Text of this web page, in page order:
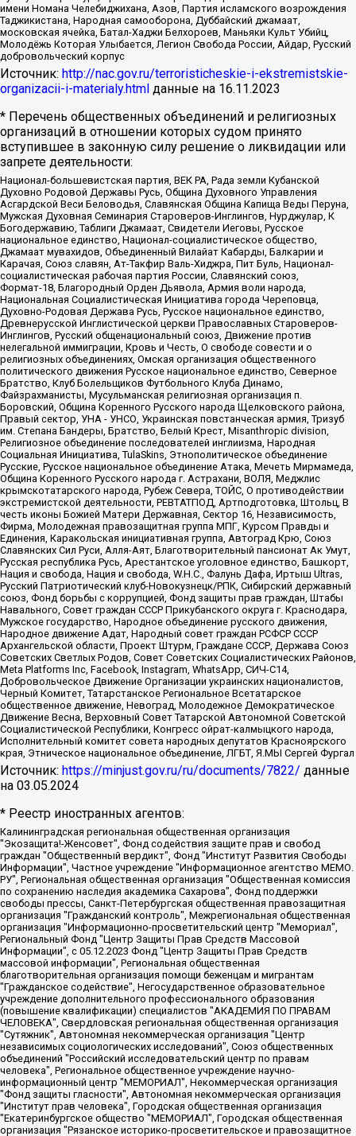
имени Номана Челебиджихана, Азов, Партия исламского возрождения
Таджикистана, Народная самооборона, Дуббайский джамаат,
московская ячейка, Батал-Хаджи Белхороев, Маньяки Культ Убийц,
Молодёжь Которая Улыбается, Легион Свобода России, Айдар, Русский
добровольческий корпус
Источник: http://nac.gov.ru/terroristicheskie-i-ekstremistskie-
organizacii-i-materialy.html данные на 16.11.2023
* Перечень общественных объединений и религиозных
организаций в отношении которых судом принято
вступившее в законную силу решение о ликвидации или
запрете деятельности:
Национал-большевистская партия, ВЕК РА, Рада земли Кубанской
Духовно Родовой Державы Русь, Община Духовного Управления
Асгардской Веси Беловодья, Славянская Община Капища Веды Перуна,
Мужская Духовная Семинария Староверов-Инглингов, Нурджулар, К
Богодержавию, Таблиги Джамаат, Свидетели Иеговы, Русское
национальное единство, Национал-социалистическое общество,
Джамаат мувахидов, Объединенный Вилайат Кабарды, Балкарии и
Карачая, Союз славян, Ат-Такфир Валь-Хиджра, Пит Буль, Национал-
социалистическая рабочая партия России, Славянский союз,
Формат-18, Благородный Орден Дьявола, Армия воли народа,
Национальная Социалистическая Инициатива города Череповца,
Духовно-Родовая Держава Русь, Русское национальное единство,
Древнерусской Инглистической церкви Православных Староверов-
Инглингов, Русский общенациональный союз, Движение против
нелегальной иммиграции, Кровь и Честь, О свободе совести и о
религиозных объединениях, Омская организация общественного
политического движения Русское национальное единство, Северное
Братство, Клуб Болельщиков Футбольного Клуба Динамо,
Файзрахманисты, Мусульманская религиозная организация п.
Боровский, Община Коренного Русского народа Щелковского района,
Правый сектор, УНА - УНСО, Украинская повстанческая армия, Тризуб
им. Степана Бандеры, Братство, Белый Крест, Misanthropic division,
Религиозное объединение последователей инглиизма, Народная
Социальная Инициатива, TulaSkins, Этнополитическое объединение
Русские, Русское национальное объединение Атака, Мечеть Мирмамеда,
Община Коренного Русского народа г. Астрахани, ВОЛЯ, Меджлис
крымскотатарского народа, Рубеж Севера, ТОЙС, О противодействии
экстремистской деятельности, РЕВТАТПОД, Артподготовка, Штольц, В
честь иконы Божией Матери Державная, Сектор 16, Независимость,
Фирма, Молодежная правозащитная группа МПГ, Курсом Правды и
Единения, Каракольская инициативная группа, Автоград Крю, Союз
Славянских Сил Руси, Алля-Аят, Благотворительный пансионат Ак Умут,
Русская республика Русь, Арестантское уголовное единство, Башкорт,
Нация и свобода, Нация и свобода, W.H.С., Фалунь Дафа, Иртыш Ultras,
Русский Патриотический клуб-Новокузнецк/РПК, Сибирский державный
союз, Фонд борьбы с коррупцией, Фонд защиты прав граждан, Штабы
Навального, Совет граждан СССР Прикубанского округа г. Краснодара,
Мужское государство, Народное объединение русского движения,
Народное движение Адат, Народный совет граждан РСФСР СССР
Архангельской области, Проект Штурм, Граждане СССР, Держава Союз
Советских Светлых Родов, Совет Советских Социалистических Районов,
Meta Platforms Inc, Facebook, Instagram, WhatsApp, СИЧ-С14,
Добровольческое Движение Организации украинских националистов,
Черный Комитет, Татарстанское Региональное Всетатарское
общественное движение, Невоград, Молодежное Демократическое
Движение Весна, Верховный Совет Татарской Автономной Советской
Социалистической Республики, Конгресс ойрат-калмыцкого народа,
Исполнительный комитет совета народных депутатов Красноярского
края, Этническое национальное объединение, ЛГБТ, Я.МЫ Сергей Фургал
Источник: https://minjust.gov.ru/ru/documents/7822/ данные
на 03.05.2024
* Реестр иностранных агентов:
Калининградская региональная общественная организация "Экозащита!-Женсовет", Фонд содействия защите прав и свобод граждан "Общественный вердикт", Фонд "Институт Развития Свободы Информации", Частное учреждение "Информационное агентство МЕМО. РУ", Региональная общественная организация "Общественная комиссия по сохранению наследия академика Сахарова", Фонд поддержки свободы прессы, Санкт-Петербургская общественная правозащитная организация "Гражданский контроль", Межрегиональная общественная организация "Информационно-просветительский центр "Мемориал", Региональный Фонд "Центр Защиты Прав Средств Массовой Информации", с 05.12.2023 Фонд "Центр Защиты Прав Средств массовой информации", Региональная общественная благотворительная организация помощи беженцам и мигрантам "Гражданское содействие", Негосударственное образовательное учреждение дополнительного профессионального образования (повышение квалификации) специалистов "АКАДЕМИЯ ПО ПРАВАМ ЧЕЛОВЕКА", Свердловская региональная общественная организация "Сутяжник", Автономная некоммерческая организация "Центр независимых социологических исследований", Союз общественных объединений "Российский исследовательский центр по правам человека", Региональное общественное учреждение научно-информационный центр "МЕМОРИАЛ", Некоммерческая организация "Фонд защиты гласности", Автономная некоммерческая организация "Институт прав человека", Городская общественная организация "Екатеринбургское общество "МЕМОРИАЛ", Городская общественная организация "Рязанское историко-просветительское и правозащитное общество "Мемориал" (Рязанский Мемориал), Челябинский региональный орган общественной самодеятельности – женское общественное объединение "Женщины Евразии", Челябинский региональный орган общественной самодеятельности "Уральская правозащитная группа", Фонд содействия защите здоровья и социальной справедливости имени Андрея Рылькова, Автономная Некоммерческая Организация "Аналитический Центр Юрия Левады", Автономная некоммерческая организация социальной поддержки населения "Проект Апрель", Региональная общественная организация помощи женщинам и детям, находящимся в кризисной ситуации "Информационно-методический центр "Анна", Фонд содействия развитию массовых коммуникаций и правовому просвещению "Так-так-Так", Фонд содействия устойчивому развитию "Серебряная тайга", Свердловский региональный общественный фонд социальных проектов "Новое время", "Idel.Реалии", Кавказ.Реалии, Крым.Реалии, Телеканал Настоящее Время, Татаро-башкирская служба Радио Свобода (Azatliq Radiosi), Радио Свободная Европа/Радио Свобода (PCE/PC), "Сибирь.Реалии", "Фактограф", Благотворительный фонд помощи осужденным и их семьям, Автономная некоммерческая организация "Институт глобализации и социальных движений", Фонд "В защиту прав заключенных", Частное учреждение "Центр поддержки и содействия развитию средств массовой информации", Пензенский региональный общественный благотворительный фонд "Гражданский союз", "Север.Реалии", Некоммерческая организация Фонд "Правовая инициатива", Общество с ограниченной ответственностью "Радио Свободная Европа/Радио Свобода", Чешское информационное агентство "MEDIUM-ORIENT", Красноярская региональная общественная организация "Мы против СПИДа", Камалягин Денис Николаевич, Маркелов Сергей Евгеньевич, Пономарев Лев Александрович, Савицкая Людмила Алексеевна, Автономная некоммерческая организация "Центр по работе с проблемой насилия "НАСИЛИЮ.НЕТ", Межрегиональный профессиональный союз работников здравоохранения "Альянс врачей", Юридическое лицо, зарегистрированное в Латвийской Республике, SIA "Medusa Project" (регистрационный номер 40103797863, дата регистрации 10.06.2014), Некоммерческая организация "Фонд по борьбе с коррупцией", Автономная некоммерческая организация "Институт права и публичной политики", Баданин Роман Сергеевич, Гликин Максим Александрович, Железнова Мария Михайловна, Лукьянова Юлия Сергеевна, Маетная Елизавета Витальевна, Маняхин Петр Борисович, Чуракова Ольга Владимировна, Ярош Юлия Петровна, Юридическое лицо "The Insider SIA", зарегистрированное в Риге, Латвийская Республика (дата регистрации 26.06.2015), являющееся администратором доменного имени интернет-издания "The Insider SIA", https://theins.ru, Постернак Алексей Евгеньевич, Рубин Михаил Аркадьевич, Анин Роман Александрович, Юридическое лицо Istories fonds, зарегистрированное в Латвийской Республике (регистрационный номер 50008295751, дата регистрации 24.02.2020), Великовский Дмитрий Александрович, Долинина Ирина Николаевна, Мароховская Алеся Алексеевна, Шлейнов Роман Юрьевич, Шмагун Олеся Валентиновна, Общество с ограниченной ответственностью "Альтаир 2021", Общество с ограниченной ответственностью "Вега 2021", Общество с ограниченной ответственностью "Главный редактор 2021", Общество с ограниченной ответственностью "Ромашки монолит", Важенков Артем Валерьевич, Ивановская областная общественная организация "Центр гендерных исследований", Гурман Юрий Альбертович, Медиапроект "ОВД-Инфо", Егоров Владимир Владимирович, Жилинский Владимир Александрович, Общество с ограниченной ответственностью "ЗП", Иванова София Юрьевна, Карезина Инна Павловна, Кильтау Екатерина Викторовна, Петров Алексей Викторович, Пискунов Сергей Евгеньевич, Смирнов Сергей Сергеевич, Тихонов Михаил Сергеевич, Общество с ограниченной ответственностью "ЖУРНАЛИСТ-ИНОСТРАННЫЙ АГЕНТ", Арапова Галина Юрьевна, Вольтская Татьяна Анатольевна, Американская компания "Mason G.E.S. Anonymous Foundation" (США), являющаяся владельцем интернет-издания https://mnews.world/, Компания "Stichting Bellingcat", зарегистрированная в Нидерландах (дата регистрации 11.07.2018), Захаров Андрей Вячеславович, Клепиковская Екатерина Дмитриевна, Общество с ограниченной ответственностью "МЕМО", Перл Роман Александрович, Симонов Евгений Алексеевич, Соловьева Елена Анатольевна, Сотников Даниил Владимирович, Сурначева Елизавета Дмитриевна, Автономная некоммерческая организация по защите прав человека и информированию населения "Якутия – Наше Мнение", Общество с ограниченной ответственностью "Москоу диджитал медиа", с 26.01.2023 Общество с ограниченной ответственностью "Чайка Белые сады", Ветошкина Валерия Валерьевна, Заговора Максим Александрович, Межрегиональное общественное движение "Российская ЛГБТ - сеть", Оленичев Максим Владимирович, Павлов Иван Юрьевич, Скворцова Елена Сергеевна, Общество с ограниченной ответственностью "Как бы инагент", Кочетков Игорь Викторович, Общество с ограниченной ответственностью "Честные выборы", Еланчик Олег Александрович, Общество с ограниченной ответственностью "Нобелевский призыв", Гималова Регина Эмилевна, Григорьев Андрей Валерьевич, Григорьева Алина Александровна, Ассоциация по содействию защите прав призывников, альтернативнослужащих и военнослужащих "Правозащитная группа "Гражданин.Армия.Право", Хисамова Регина Фаритовна, Автономная некоммерческая организация по реализации социально-правовых программ "Лилит", Дальневосточное общественное движение "Маяк", Санкт-Петербургская ЛГБТ-инициативная группа "Выход", Инициативная группа ЛГБТ+ "Реверс", Алексеев Андрей Викторович, Бекбулатова Таисия Львовна, Беляев Иван Михайлович, Владыкина Елена Сергеевна, Гельман Марат Александрович, Никульшина Вероника Юрьевна, Толоконникова Надежда Андреевна, Шендерович Виктор Анатольевич, Общество с ограниченной ответственностью "Данное сообщение", Общество с ограниченной ответственностью Издательский дом "Новая глава", Айнбиндер Александра Александровна, Московский комьюнити-центр для ЛГБТ+инициатив, Благотворительный фонд развития филантропии, Deutsche Welle (Германия, Kurt-Schumacher-Strasse 3, 53113 Bonn), Борзунова Мария Михайловна, Воробьев Виктор Викторович, Голубева Анна Львовна, Константинова Алла Михайловна, Малкова Ирина Владимировна, Мурадов Мурад Абдулгалимович, Осетинская Елизавета Николаевна, Понасенков Евгений Николаевич, Ганапольский Матвей Юрьевич, Киселев Евгений Алексеевич, Борухович Ирина Григорьевна, Дремин Иван Тимофеевич, Дубровский Дмитрий Викторович, Красноярская региональная общественная организация поддержки и развития альтернативных образовательных технологий и межкультурных коммуникаций "ИНТЕРРА", Маяковская Екатерина Алексеевна, Фейгин Марк Захарович, Филимонов Андрей Викторович, Дзугкоева Регина Николаевна, Доброхотов Роман Александрович, Дудь Юрий Александрович, Елкин Сергей Владимирович, Кругликов Кирилл Игоревич, Сабунаева Мария Леонидовна, Семенов Алексей Владимирович, Шаинян Карен Багратович, Шульман Екатерина Михайловна, Асафьев Артур Валерьевич, Вахштайн Виктор Семенович, Венедиктов Алексей Алексеевич, Лушникова Екатерина Евгеньевна, Волков Леонид Михайлович, Невзоров Александр Глебович, Пархоменко Сергей Борисович, Сироткин Ярослав Николаевич, Кара-Мурза Владимир Владимирович, Баранова Наталья Владимировна, Гозман Леонид Яковлевич, Кагарлицкий Борис Юльевич, Климарев Михаил Валерьевич, Милов Владимир Станиславович, Автономная некоммерческая организация Краснодарский центр современного искусства "Типография", Моргенштерн Алишер Тагирович, Соболь Любовь Эдуардовна, Общество с ограниченной ответственностью "ЛИЗА НОРМ", Каспаров Гарри Кимович, Ходорковский Михаил Борисович, Общество с ограниченной ответственностью "Апрельские тезисы", Данилович Ирина Брониславовна, Кашин Олег Владимирович, Петров Николай Владимирович, Пивоваров Алексей Владимирович, Соколов Михаил Владимирович, Цветкова Юлия Владимировна, Чичваркин Евгений Александрович, Комитет против пыток/Команда против пыток, Общество с ограниченной ответственностью "Первый научный", Общество с ограниченной ответственностью "Вертолет и ко", Белоцерковская Вероника Борисовна, Кац Максим Евгеньевич, Лазарева Татьяна Юрьевна, Шаведдинов Руслан Табризович, Яшин Илья Валерьевич, Общество с ограниченной ответственностью "Иноагент ААВ", Алешковский Дмитрий Петрович, Альбац Евгения Марковна, Быков Дмитрий Львович, Галямина Юлия Евгеньевна, Лойко Сергей Леонидович, Мартынов Кирилл Константинович, Медведев Сергей Александрович, Крашенинников Федор Геннадиевич, Гордеева Катерина Вл